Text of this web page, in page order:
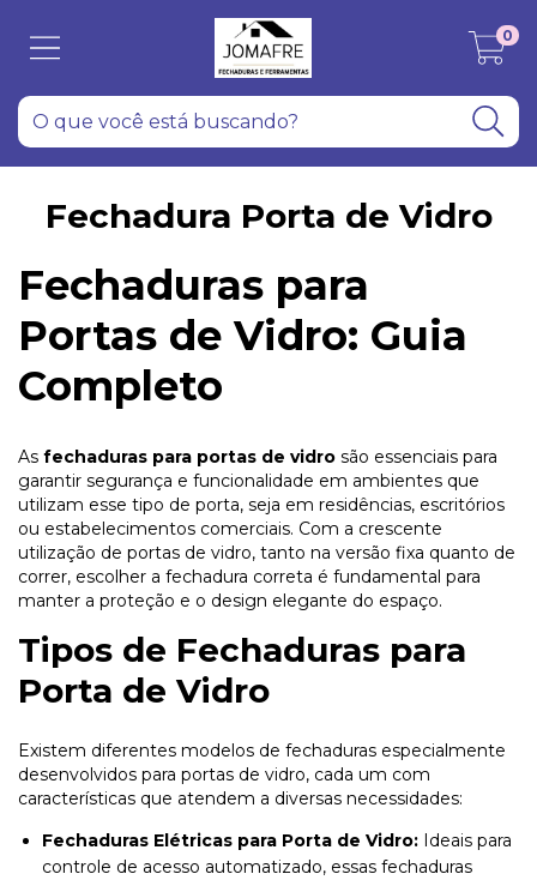
0
Fechadura Porta de Vidro
Fechaduras para
Portas de Vidro: Guia
Completo
As fechaduras para portas de vidro são essenciais para
garantir segurança e funcionalidade em ambientes que
utilizam esse tipo de porta, seja em residências, escritórios
ou estabelecimentos comerciais. Com a crescente
utilização de portas de vidro, tanto na versão fixa quanto de
correr, escolher a fechadura correta é fundamental para
manter a proteção e o design elegante do espaço.
Tipos de Fechaduras para
Porta de Vidro
Existem diferentes modelos de fechaduras especialmente
desenvolvidos para portas de vidro, cada um com
características que atendem a diversas necessidades:
Fechaduras Elétricas para Porta de Vidro: Ideais para
controle de acesso automatizado, essas fechaduras